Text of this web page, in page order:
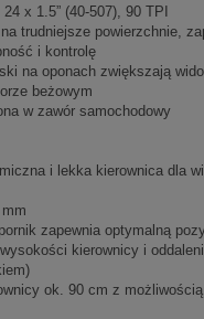
x 1.5” (40-507), 90 TPI
trudniejsze powierzchnie,
i kontrolę
na oponach zwiększają
beżowym
w zawór samochodowy
i lekka kierownica dla
zapewnia optymalną
kierownicy i
ok. 90 cm z